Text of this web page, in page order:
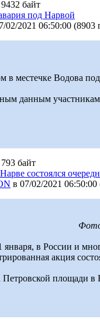
9432 байт
под Нарвой
02/2021 06:50:00 (8903
в местечке Водова
данным
793 байт
состоялся
в 07/02/2021 06:50:00
января, в России и
акция
площади в